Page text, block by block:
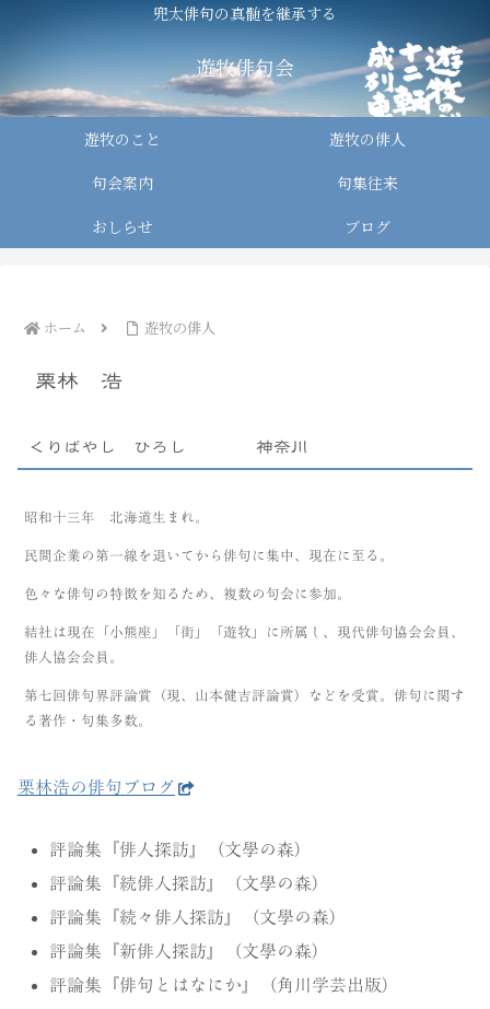
兜太俳句の真髄を継承する
遊牧俳句会
遊牧のこと
遊牧の俳人
句会案内
句集往来
おしらせ
ブログ
ホーム 遊牧の俳人
栗林 浩
くりばやし ひろし 神奈川
昭和十三年 北海道生まれ。
民間企業の第一線を退いてから俳句に集中、現在に至る。
色々な俳句の特徴を知るため、複数の句会に参加。
結社は現在「小熊座」「街」「遊牧」に所属し、現代俳句協会会員、
俳人協会会員。
第七回俳句界評論賞（現、山本健吉評論賞）などを受賞。俳句に関す
る著作・句集多数。
栗林浩の俳句ブログ
評論集『俳人探訪』（文學の森）
評論集『続俳人探訪』（文學の森）
評論集『続々俳人探訪』（文學の森）
評論集『新俳人探訪』（文學の森）
評論集『俳句とはなにか』（角川学芸出版）